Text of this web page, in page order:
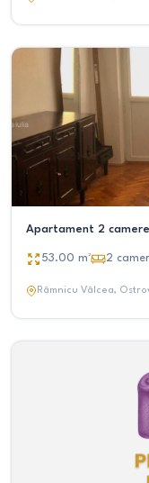
Apartament 2
53.00 m² 2
Râmnicu Vâlcea,